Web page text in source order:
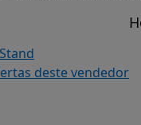
deste vendedor